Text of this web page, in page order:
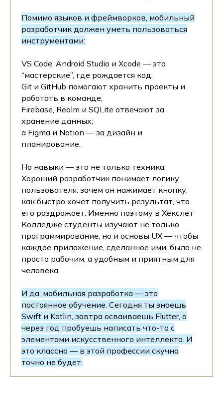
Помимо языков и фреймворков, мобильный
разработчик должен уметь пользоваться
инструментами:
VS Code, Android Studio и Xcode — это
“мастерские”, где рождается код;
Git и GitHub помогают хранить проекты и
работать в команде;
Firebase, Realm и SQLite отвечают за
хранение данных;
а Figma и Notion — за дизайн и
планирование.
Но навыки — это не только техника.
Хороший разработчик понимает логику
пользователя: зачем он нажимает кнопку,
как быстро хочет получить результат, что
его раздражает. Именно поэтому в Хекслет
Колледже студенты изучают не только
программирование, но и основы UX — чтобы
каждое приложение, сделанное ими, было не
просто рабочим, а удобным и приятным для
человека.
И да, мобильная разработка — это
постоянное обучение. Сегодня ты знаешь
Swift и Kotlin, завтра осваиваешь Flutter, а
через год пробуешь написать что-то с
элементами искусственного интеллекта. И
это классно — в этой профессии скучно
точно не будет.